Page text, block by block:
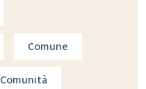
Comune
Comunità